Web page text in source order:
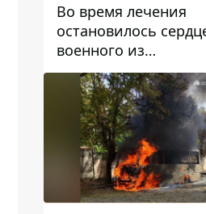
Во время лечения
остановилось
военного из
Днепропетровской
Ростислава Лупашко